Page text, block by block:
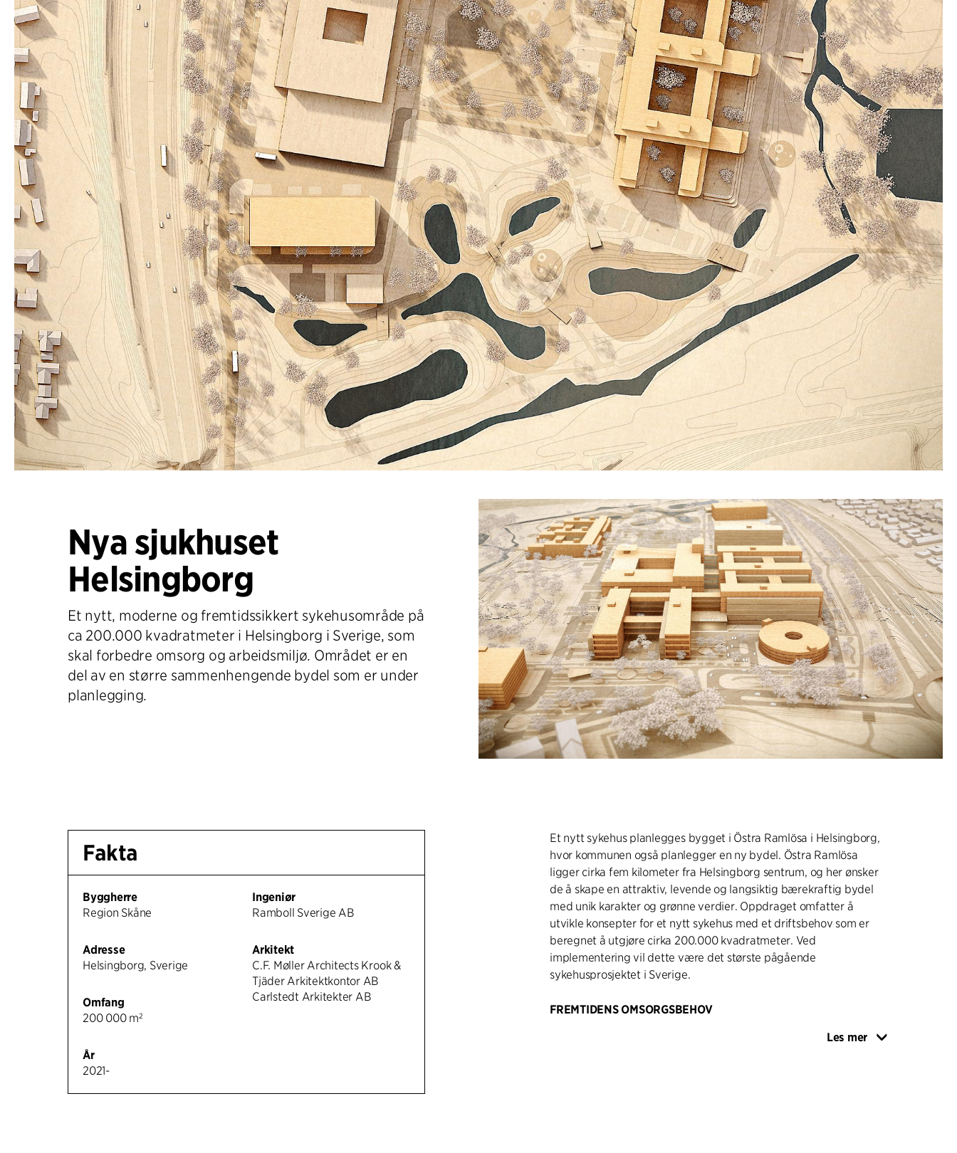
Nya sjukhuset
Helsingborg
Et nytt, moderne og fremtidssikkert sykehusområde på
ca 200.000 kvadratmeter i Helsingborg i Sverige, som
skal forbedre omsorg og arbeidsmiljø. Området er en
del av en større sammenhengende bydel som er under
planlegging.
Fakta
Byggherre
Region Skåne
Adresse
Helsingborg, Sverige
Omfang
200 000 m²
År
2021-
Ingeniør
Ramboll Sverige AB
Arkitekt
C.F. Møller Architects Krook &
Tjäder Arkitektkontor AB
Carlstedt Arkitekter AB
Et nytt sykehus planlegges bygget i Östra Ramlösa i Helsingborg,
hvor kommunen også planlegger en ny bydel. Östra Ramlösa
ligger cirka fem kilometer fra Helsingborg sentrum, og her ønsker
de å skape en attraktiv, levende og langsiktig bærekraftig bydel
med unik karakter og grønne verdier. Oppdraget omfatter å
utvikle konsepter for et nytt sykehus med et driftsbehov som er
beregnet å utgjøre cirka 200.000 kvadratmeter. Ved
implementering vil dette være det største pågående
sykehusprosjektet i Sverige.
FREMTIDENS OMSORGSBEHOV
Det er et moderne, bærekraftig og fremtidssikkert sykehusområde
Les mer